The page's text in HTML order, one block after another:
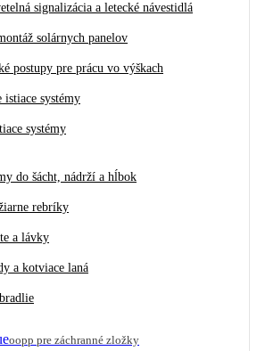
signalizácia a letecké návestidlá
solárnych panelov
postupy pre prácu vo výškach
systémy
systémy
do šácht, nádrží a hĺbok
rebríky
a lávky
a kotviace laná
oopp pre záchranné zložky